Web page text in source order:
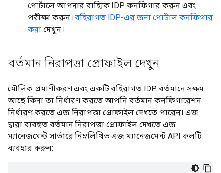
পোর্টালে আপনার বাহ্যিক IDP কনফিগার করুন এবং
পরীক্ষা করুন। বহিরাগত IDP-এর জন্য পোর্টাল কনফিগার
করা দেখুন।
বর্তমান নিরাপত্তা প্রোফাইল দেখুন
মৌলিক প্রমাণীকরণ এবং একটি বহিরাগত IDP বর্তমানে সক্ষম
আছে কিনা তা নির্ধারণ করতে আপনি বর্তমান কনফিগারেশন
নির্ধারণ করতে এজ নিরাপত্তা প্রোফাইল দেখতে পারেন। এজ
দ্বারা ব্যবহৃত বর্তমান নিরাপত্তা প্রোফাইল দেখতে এজ
ম্যানেজমেন্ট সার্ভারে নিম্নলিখিত এজ ম্যানেজমেন্ট API কলটি
ব্যবহার করুন: